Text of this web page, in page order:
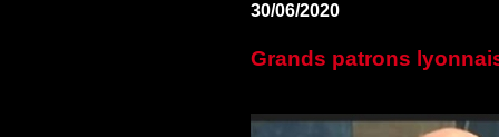
30/06/2020
Grands patrons